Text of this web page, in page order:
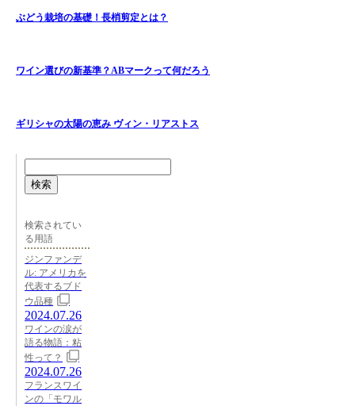
ぶどう栽培の基礎！長梢剪定とは？
ワイン選びの新基準？ABマークって何だろう
ギリシャの太陽の恵み ヴィン・リアストス
検索
検索されてい
る用語
ジンファンデ
ル: アメリカを
代表するブド
ウ品種
2024.07.26
ワインの涙が
語る物語：粘
性って？
2024.07.26
フランスワイ
ンの「モワル